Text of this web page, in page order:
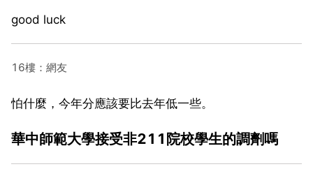
good luck
16樓：網友
怕什麼，今年分應該要比去年低一些。
華中師範大學接受非211院校學生的調劑嗎